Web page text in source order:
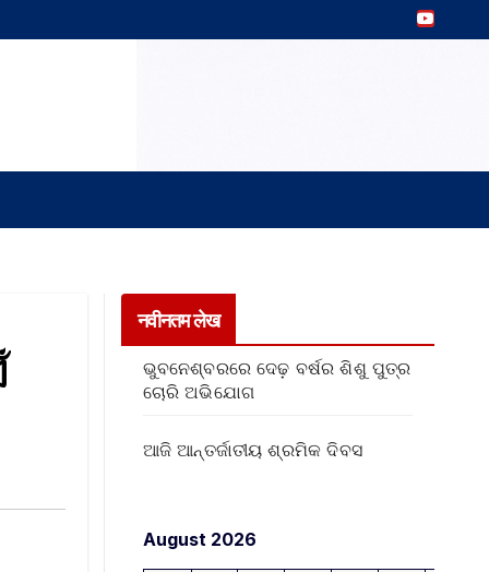
नवीनतम लेख
ଭୁବନେଶ୍ବରରେ ଦେଢ଼ ବର୍ଷର ଶିଶୁ ପୁତ୍ର
ଚୋରି ଅଭିଯୋଗ
ଆଜି ଆନ୍ତର୍ଜାତୀୟ ଶ୍ରମିକ ଦିବସ
August 2026